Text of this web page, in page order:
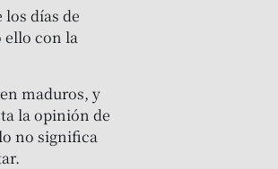
días de
ello con la
maduros, y
la opinión de
no significa